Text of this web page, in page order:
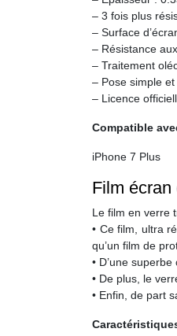
– 3 fois plus
– Surface
– Résistance
– Traitement
– Pose simple
– Licence
Compatible
iPhone 7 Plus
Film
Le film en verre
• Ce film, ultra
qu’un film de
• D’une
• De plus, le
• Enfin, de part